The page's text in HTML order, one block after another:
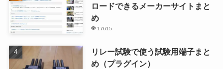
ロードできるメーカーサイトまと
め
17615
リレー試験で使う試験用端子まと
め（プラグイン）